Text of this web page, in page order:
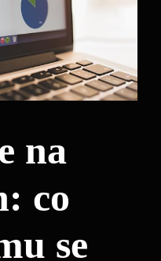
na
co
se